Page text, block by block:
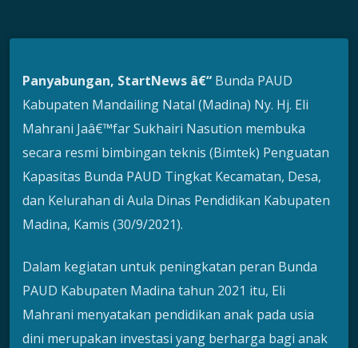
Panyabungan, StartNews â€“ Bunda PAUD
Kabupaten Mandailing Natal (Madina) Ny. Hj. Eli
Mahrani Jaâ€™far Sukhairi Nasution membuka
secara resmi bimbingan teknis (Bimtek) Penguatan
Kapasitas Bunda PAUD Tingkat Kecamatan, Desa,
dan Kelurahan di Aula Dinas Pendidikan Kabupaten
Madina, Kamis (30/9/2021).
Dalam kegiatan untuk peningkatan peran Bunda
PAUD Kabupaten Madina tahun 2021 itu, Eli
Mahrani menyatakan pendidikan anak pada usia
dini merupakan investasi yang berharga bagi anak